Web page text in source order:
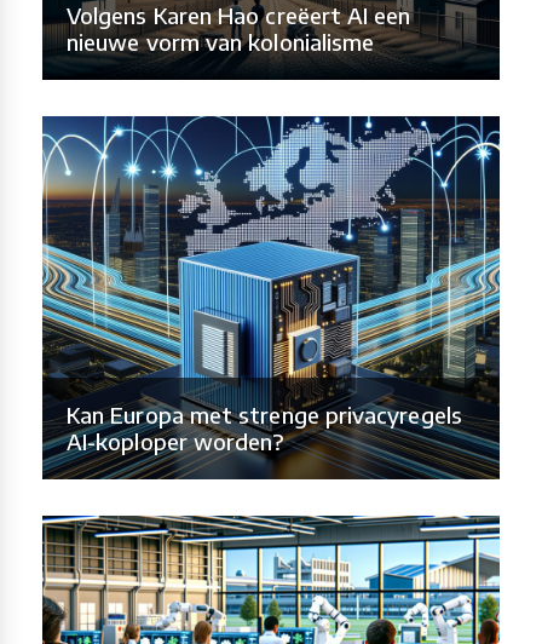
Volgens Karen Hao creëert AI een
nieuwe vorm van kolonialisme
Kan Europa met strenge privacyregels
AI-koploper worden?